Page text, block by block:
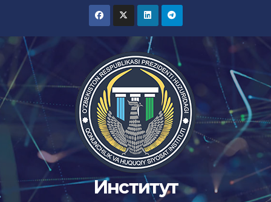
содержимому
Институт